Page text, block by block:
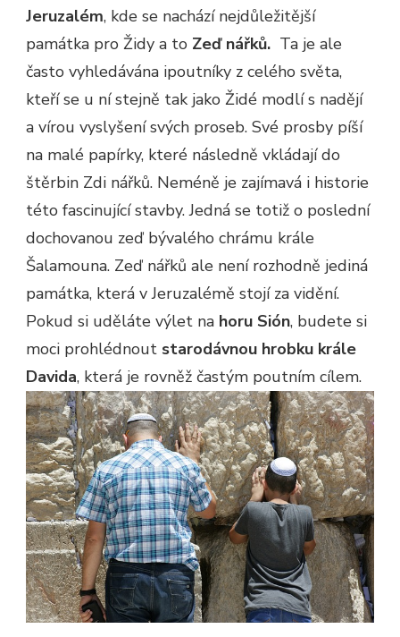
Jeruzalém, kde se nachází nejdůležitější
památka pro Židy a to Zeď nářků. Ta je ale
často vyhledávána ipoutníky z celého světa,
kteří se u ní stejně tak jako Židé modlí s nadějí
a vírou vyslyšení svých proseb. Své prosby píší
na malé papírky, které následně vkládají do
štěrbin Zdi nářků. Neméně je zajímavá i historie
této fascinující stavby. Jedná se totiž o poslední
dochovanou zeď bývalého chrámu krále
Šalamouna. Zeď nářků ale není rozhodně jediná
památka, která v Jeruzalémě stojí za vidění.
Pokud si uděláte výlet na horu Sión, budete si
moci prohlédnout starodávnou hrobku krále
Davida, která je rovněž častým poutním cílem.